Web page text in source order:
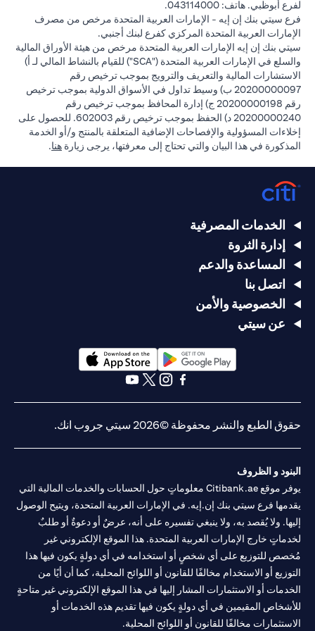
لفرع أبوظبي. هاتف: 043114000.
فرع سيتي بنك إن إيه - الإمارات العربية المتحدة مرخص من مصرف
الإمارات العربية المتحدة المركزي كفرع لبنك أجنبي.
سيتي بنك إن إيه الإمارات العربية المتحدة مرخص من هيئة الأوراق المالية
والسلع في الإمارات العربية المتحدة ("SCA") للقيام بالنشاط المالي لـ أ)
الاستشارات المالية والتعريف والترويج بموجب ترخيص رقم
20200000097 ب) وسيط تداول في الأسواق الدولية بموجب ترخيص
رقم 20200000198 ج) إدارة المحافظ بموجب ترخيص رقم
20200000240 د) الحفظ بموجب ترخيص رقم 602003. للحصول على
إخلاءات المسؤولية والإفصاحات الإضافية المتعلقة بالمنتج و/أو الخدمة
المذكورة في هذا البيان والتي تحتاج إلى معرفتها، يرجى زيارة هنا.
الخدمات المصرفية
إدارة الثروة
المساعدة والدعم
اتصل بنا
الخصوصية والأمن
عن سيتي
opens in a new tab
opens in a new tab
حقوق الطبع والنشر محفوظة ©2026 سيتي جروب انك.
البنود و الظروف
يوفر موقع Citibank.ae معلوماتٍ حول الحسابات والخدمات المالية التي
يقدمها فرع سيتي بنك إن.إيه. في الإمارات العربية المتحدة، ويتيح الوصول
إليها. ولا يُقصد به، ولا ينبغي تفسيره على أنه، عرضٌ أو دعوةٌ أو طلبٌ
لخدماتٍ خارج الإمارات العربية المتحدة. هذا الموقع الإلكتروني غير
مُخصص للتوزيع على أي شخصٍ أو استخدامه في أي دولةٍ يكون فيها هذا
التوزيع أو الاستخدام مخالفًا للقانون أو اللوائح المحلية، كما أن أيًا من
الخدمات أو الاستثمارات المشار إليها في هذا الموقع الإلكتروني غير متاحةٍ
للأشخاص المقيمين في أي دولةٍ يكون فيها تقديم هذه الخدمات أو
الاستثمارات مخالفًا للقانون أو اللوائح المحلية.